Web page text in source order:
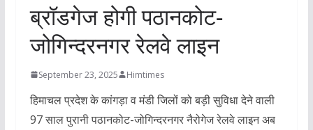
ब्रॉडगेज होगी पठानकोट-
जोगिन्दरनगर रेलवे लाइन
September 23, 2025 Himtimes
हिमाचल प्रदेश के कांगड़ा व मंडी जिलों को बड़ी सुविधा देने वाली
97 साल पुरानी पठानकोट-जोगिन्दरनगर नैरोगेज रेलवे लाइन अब